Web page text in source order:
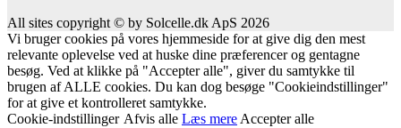
All sites copyright © by Solcelle.dk ApS 2026
Vi bruger cookies på vores hjemmeside for at give dig den mest
relevante oplevelse ved at huske dine præferencer og gentagne
besøg. Ved at klikke på "Accepter alle", giver du samtykke til
brugen af ALLE cookies. Du kan dog besøge "Cookieindstillinger"
for at give et kontrolleret samtykke.
Cookie-indstillinger Afvis alle Læs mere Accepter alle